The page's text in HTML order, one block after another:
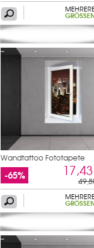
GRÖSSEN
Wandtattoo Fototapete
Fenster
-65%
GRÖSSEN